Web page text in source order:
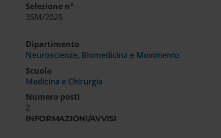
Selezione n°
3SM/2025
Dipartimento
Neuroscienze, Biomedicina e Movimento
Scuola
Medicina e Chirurgia
Numero posti
2
INFORMAZIONI/AVVISI